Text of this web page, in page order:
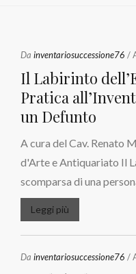
Da inventariosuccessione76 /
Il Labirinto
Pratica
un Defunto
A cura del Cav. Renato
d'Arte e Antiquariato Il
scomparsa di una
Leggi più
Da inventariosuccessione76 /